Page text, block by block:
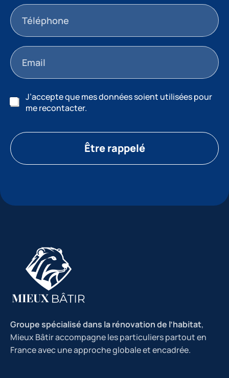
J’accepte que mes données soient utilisées pour
me recontacter.
Être rappelé
Groupe spécialisé dans la rénovation de l’habitat,
Mieux Bâtir accompagne les particuliers partout en
France avec une approche globale et encadrée.